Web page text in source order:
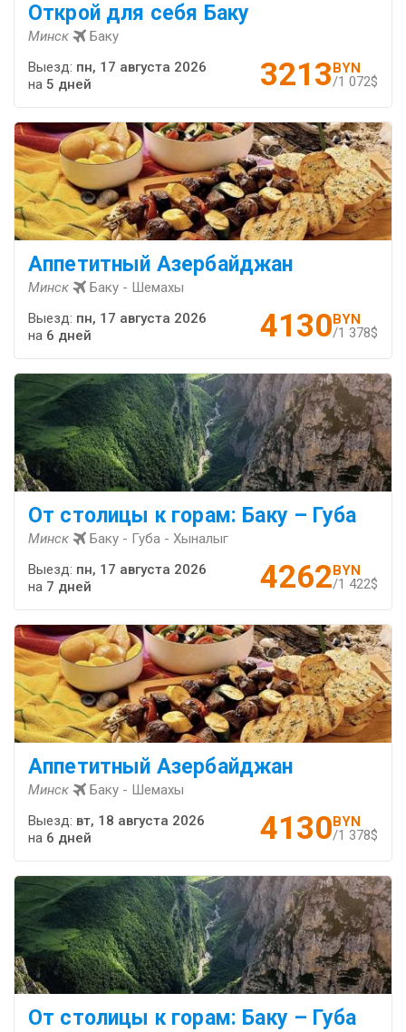
Открой для себя Баку
Минск Баку
3213BYN
/1 072$
Выезд: пн, 17 августа 2026
на 5 дней
Аппетитный Азербайджан
Минск Баку - Шемахы
4130BYN
/1 378$
Выезд: пн, 17 августа 2026
на 6 дней
От столицы к горам: Баку – Губа
Минск Баку - Губа - Хыналыг
4262BYN
/1 422$
Выезд: пн, 17 августа 2026
на 7 дней
Аппетитный Азербайджан
Минск Баку - Шемахы
4130BYN
/1 378$
Выезд: вт, 18 августа 2026
на 6 дней
От столицы к горам: Баку – Губа